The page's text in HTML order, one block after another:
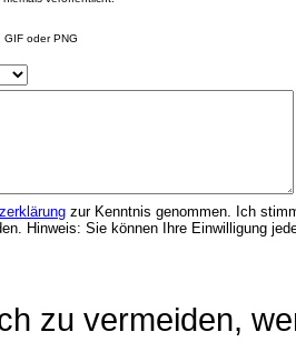
GIF oder PNG
zur Kenntnis genommen. Ich
Hinweis: Sie können Ihre Einwilligung
zu vermeiden,